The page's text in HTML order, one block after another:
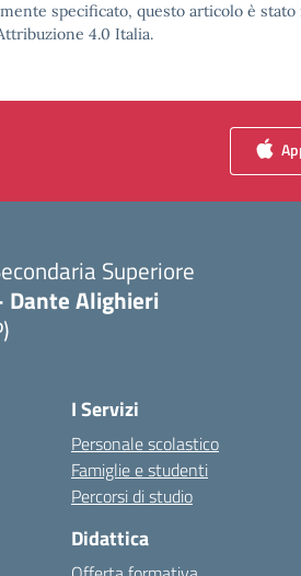
specificato, questo articolo è
4.0 Italia.
Superiore
Dante Alighieri
I Servizi
Personale scolastico
Famiglie e studenti
Percorsi di studio
Didattica